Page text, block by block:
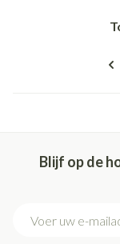
Blijf op de